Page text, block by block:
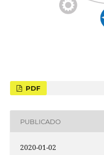
PDF
PUBLICADO
2020-01-02